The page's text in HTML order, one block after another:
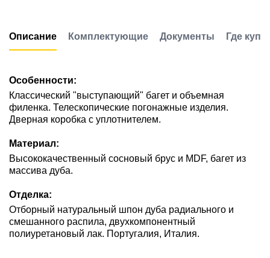
Описание Комплектующие Документы Где
Особенности:
Классический "выступающий" багет и объемная
филенка. Телескопические погонажные изделия.
Дверная коробка с уплотнителем.
Материал:
Высококачественный сосновый брус и MDF, багет из
массива дуба.
Отделка:
Отборный натуральный шпон дуба радиального и
смешанного распила, двухкомпонентный
полиуретановый лак. Португалия, Италия.